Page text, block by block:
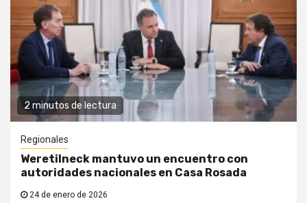
2 minutos de lectura
Regionales
Weretilneck mantuvo un encuentro con
autoridades nacionales en Casa Rosada
24 de enero de 2026